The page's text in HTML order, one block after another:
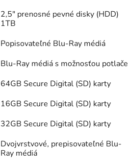
2,5" prenosné pevné disky (HDD)
1TB
Popisovateľné Blu-Ray médiá
Blu-Ray médiá s možnosťou potlače
64GB Secure Digital (SD) karty
16GB Secure Digital (SD) karty
32GB Secure Digital (SD) karty
Dvojvrstvové, prepisovateľné Blu-
Ray médiá